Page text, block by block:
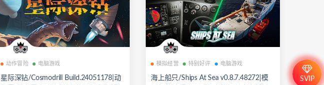
动作冒险 电脑游戏
星际深钻/Cosmodrill Build.24051178|动
模拟经营 特别好评 电脑游戏
海上船只/Ships At Sea v0.8.7.48272|模
SVIP